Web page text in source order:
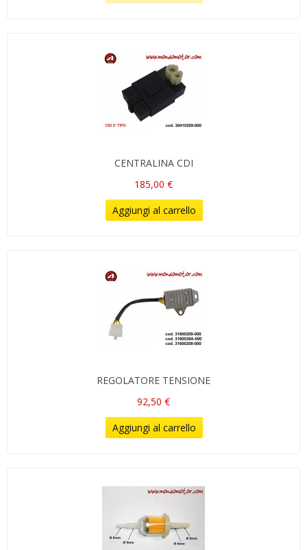
CENTRALINA CDI
185,00 €
Aggiungi al carrello
REGOLATORE TENSIONE
92,50 €
Aggiungi al carrello